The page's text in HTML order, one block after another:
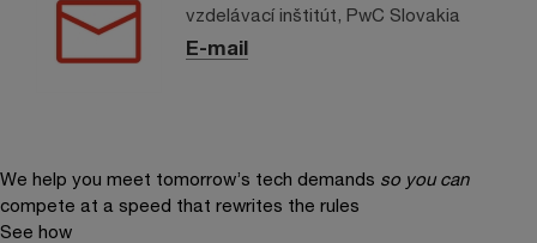
vzdelávací inštitút, PwC Slovakia
E-mail
We help you meet tomorrow’s tech demands so you can
compete at a speed that rewrites the rules
See how